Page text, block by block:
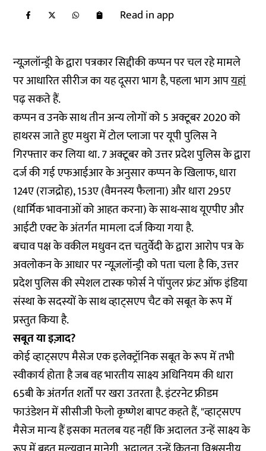
Read in app
न्यूज़लॉन्ड्री के द्वारा पत्रकार सिद्दीकी कप्पन पर चल रहे मामले
पर आधारित सीरीज का यह दूसरा भाग है, पहला भाग आपयहां
पढ़ सकते हैं.
कप्पन व उनके साथ तीन अन्य लोगों को 5 अक्टूबर 2020 को
हाथरस जाते हुए मथुरा में टोल प्लाजा पर यूपी पुलिस ने
गिरफ्तारकर लिया था. 7 अक्टूबर को उत्तर प्रदेश पुलिस के द्वारा
दर्ज की गई एफआईआर के अनुसार कप्पन के खिलाफ, धारा
124ए (राजद्रोह), 153ए (वैमनस्य फैलाना) और धारा 295ए
(धार्मिक भावनाओं को आहत करना) के साथ-साथ यूएपीए और
आईटी एक्ट के अंतर्गत मामला दर्ज किया गया है.
बचाव पक्ष के वकील मधुवन दत्त चतुर्वेदी के द्वारा आरोप पत्र के
अवलोकन के आधार पर न्यूज़लॉन्ड्री को पता चला है कि, उत्तर
प्रदेश पुलिस की स्पेशल टास्क फोर्स ने पॉपुलर फ्रंट ऑफ इंडिया
संस्था के सदस्यों के साथ व्हाट्सएप चैट को सबूत के रूप में
प्रस्तुत किया है.
सबूत या इज़ाद?
कोईव्हाट्सएप मैसेजएक इलेक्ट्रॉनिक सबूत के रूप में तभी
स्वीकार्य होता है जब वह भारतीय साक्ष्य अधिनियम कीधारा
65बीके अंतर्गत शर्तों पर खरा उतरता है. इंटरनेट फ्रीडम
फाउंडेशन में सीसीजी फेलो कृष्णेश बापट कहते हैं, "व्हाट्सएप
मैसेज मान्य हैं इसका मतलब यह नहीं कि अदालत उन्हें साक्ष्य के